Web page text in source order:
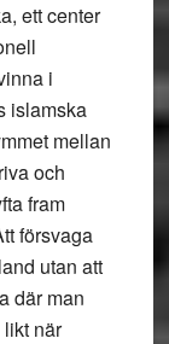
ett center
i
islamska
mellan
och
fram
försvaga
utan att
där man
när